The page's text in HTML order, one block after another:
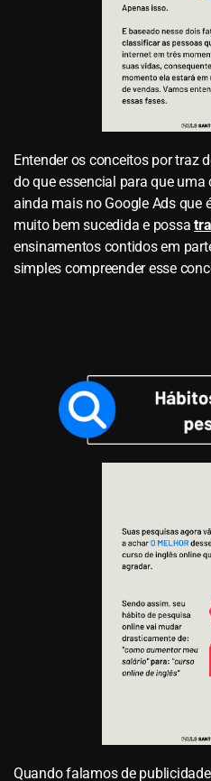
Entender os conceitos por traz
do que essencial para que
ainda mais no Google Ads que
muito bem sucedida e possa
ensinamentos contidos em
simples compreender esse
Quando falamos de